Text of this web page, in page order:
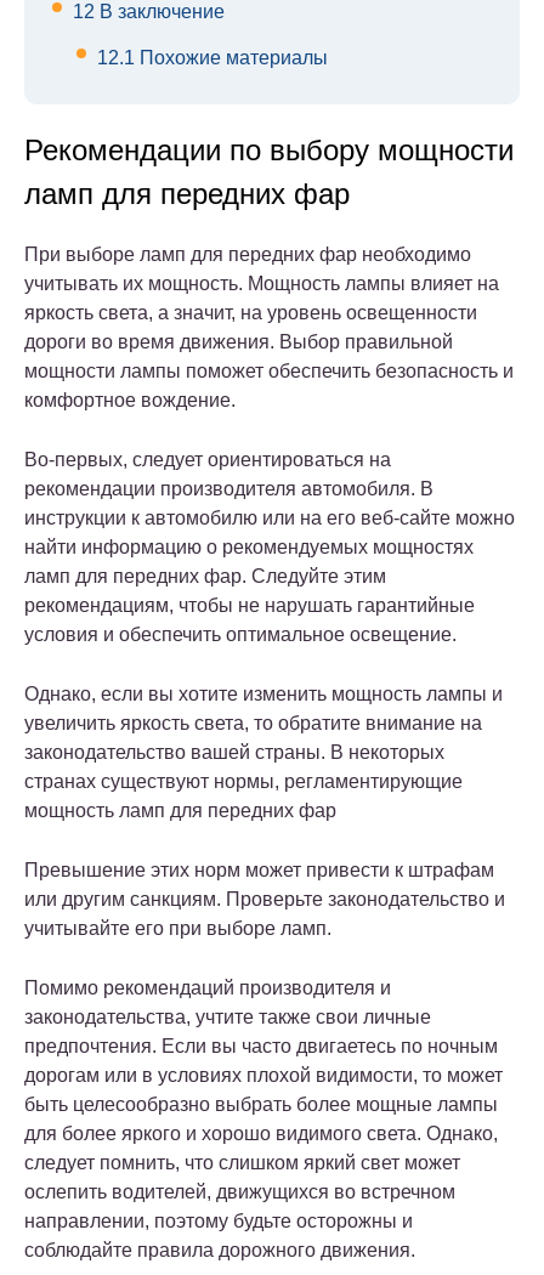
12 В заключение
12.1 Похожие материалы
Рекомендации по выбору мощности
ламп для передних фар
При выборе ламп для передних фар необходимо
учитывать их мощность. Мощность лампы влияет на
яркость света, а значит, на уровень освещенности
дороги во время движения. Выбор правильной
мощности лампы поможет обеспечить безопасность и
комфортное вождение.
Во-первых, следует ориентироваться на
рекомендации производителя автомобиля. В
инструкции к автомобилю или на его веб-сайте можно
найти информацию о рекомендуемых мощностях
ламп для передних фар. Следуйте этим
рекомендациям, чтобы не нарушать гарантийные
условия и обеспечить оптимальное освещение.
Однако, если вы хотите изменить мощность лампы и
увеличить яркость света, то обратите внимание на
законодательство вашей страны. В некоторых
странах существуют нормы, регламентирующие
мощность ламп для передних фар
Превышение этих норм может привести к штрафам
или другим санкциям. Проверьте законодательство и
учитывайте его при выборе ламп.
Помимо рекомендаций производителя и
законодательства, учтите также свои личные
предпочтения. Если вы часто двигаетесь по ночным
дорогам или в условиях плохой видимости, то может
быть целесообразно выбрать более мощные лампы
для более яркого и хорошо видимого света. Однако,
следует помнить, что слишком яркий свет может
ослепить водителей, движущихся во встречном
направлении, поэтому будьте осторожны и
соблюдайте правила дорожного движения.